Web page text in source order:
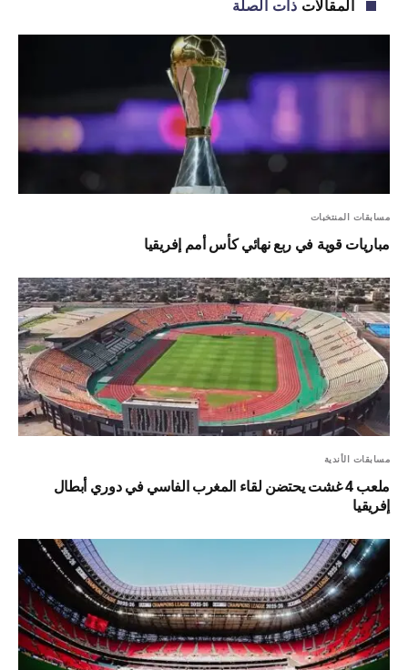
المقالات ذات الصلة
مسابقات المنتخبات
مباريات قوية في ربع نهائي كأس أمم إفريقيا
مسابقات الأندية
ملعب 4 غشت يحتضن لقاء المغرب الفاسي في دوري أبطال
إفريقيا